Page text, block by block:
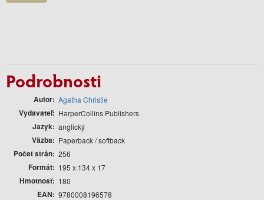
Podrobnosti
Autor Agatha Christie
Vydavateľ HarperCollins Publishers
Jazyk anglický
Väzba Paperback / softback
Počet strán 256
Formát 195 x 134 x 17
Hmotnosť 180
EAN 9780008196578